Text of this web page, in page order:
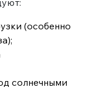
(особенно
солнечными